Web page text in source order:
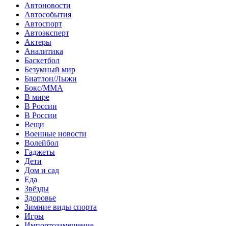
Автоновости
Автособытия
Автоспорт
Автоэксперт
Актеры
Аналитика
Баскетбол
Безумный мир
Биатлон/Лыжи
Бокс/MMA
В мире
В России
В России
Вещи
Военные новости
Волейбол
Гаджеты
Дети
Дом и сад
Еда
Звёзды
Здоровье
Зимние виды спорта
Игры